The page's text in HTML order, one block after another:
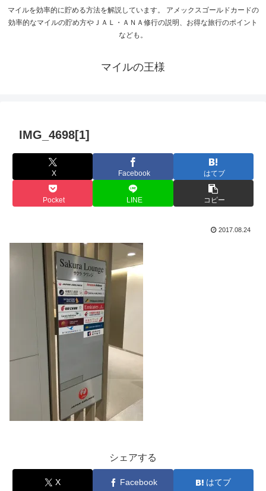
マイルを効率的に貯める方法を解説しています。 アメックスゴールドカードの
効率的なマイルの貯め方やＪＡＬ・ＡＮＡ修行の説明、お得な旅行のポイント
なども。
マイルの王様
IMG_4698[1]
X Facebook はてブ
Pocket LINE コピー
2017.08.24
シェアする
X Facebook はてブ